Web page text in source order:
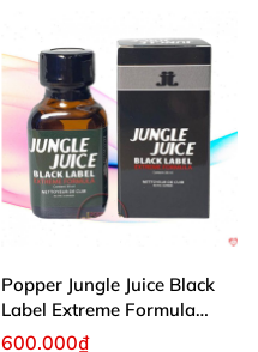
Popper Jungle Juice Black
Label Extreme Formula
30ml
600.000₫